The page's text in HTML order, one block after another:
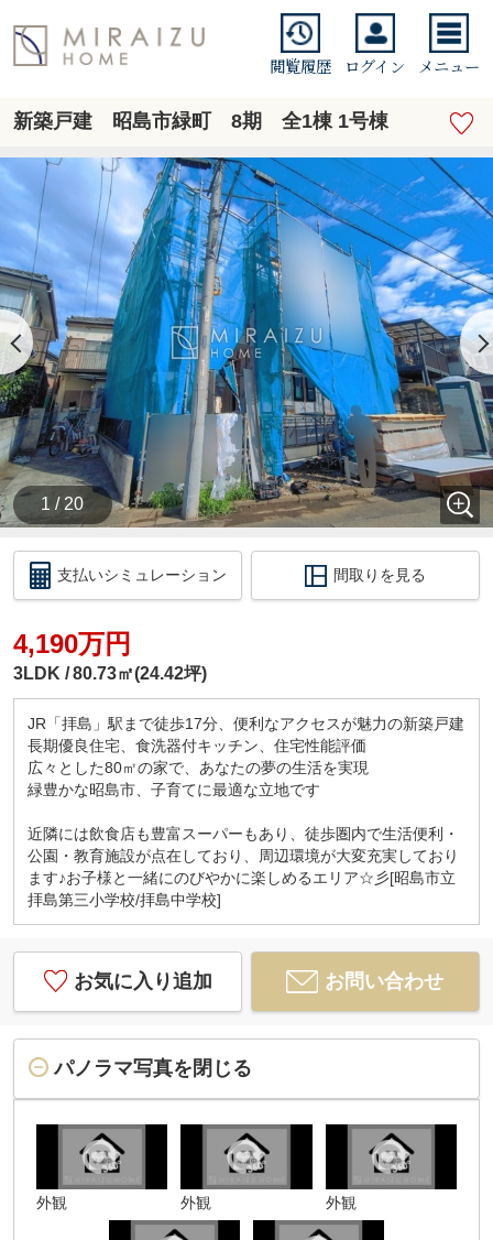
閲覧履歴 ログイン メニュー
新築戸建 昭島市緑町 8期 全1棟 1号棟
1 / 20
支払いシミュレーション 間取りを見る
4,190万円
3LDK 80.73㎡(24.42坪)
JR「拝島」駅まで徒歩17分、便利なアクセスが魅力の新築戸建
長期優良住宅、食洗器付キッチン、住宅性能評価
広々とした80㎡の家で、あなたの夢の生活を実現
緑豊かな昭島市、子育てに最適な立地です
近隣には飲食店も豊富スーパーもあり、徒歩圏内で生活便利・
公園・教育施設が点在しており、周辺環境が大変充実しており
ます♪お子様と一緒にのびやかに楽しめるエリア☆彡[昭島市立
拝島第三小学校/拝島中学校]
お気に入り追加 お問い合わせ
パノラマ写真を閉じる
外観 外観 外観